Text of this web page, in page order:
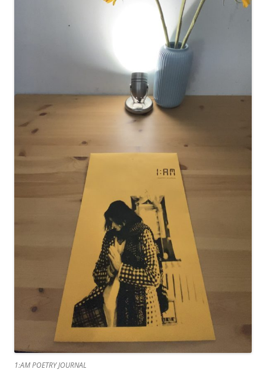
1:AM POETRY JOURNAL